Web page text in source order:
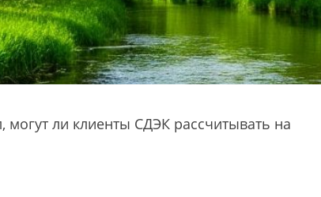
ли клиенты СДЭК рассчитывать на